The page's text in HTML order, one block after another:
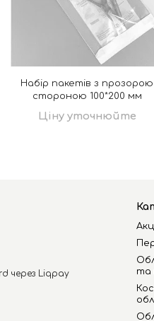
Набір пакетів з прозорою
стороною 100*200 мм
Ціну уточнюйте
та